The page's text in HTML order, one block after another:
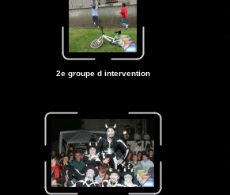
2e groupe d intervention